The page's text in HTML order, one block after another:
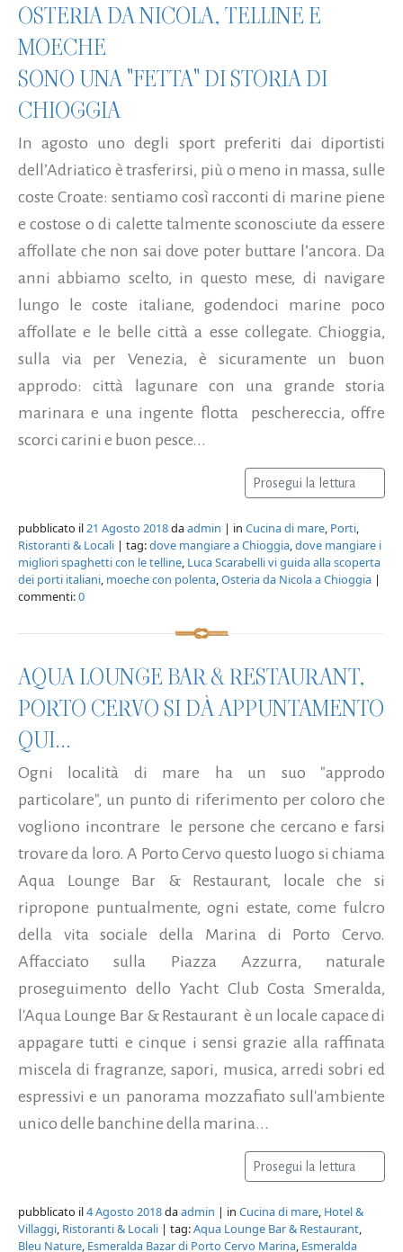
OSTERIA DA NICOLA, TELLINE E
MOECHE
SONO UNA "FETTA" DI STORIA DI
CHIOGGIA
In agosto uno degli sport preferiti dai diportisti
dell’Adriatico è trasferirsi, più o meno in massa, sulle
coste Croate: sentiamo così racconti di marine piene
e costose o di calette talmente sconosciute da essere
affollate che non sai dove poter buttare l’ancora. Da
anni abbiamo scelto, in questo mese, di navigare
lungo le coste italiane, godendoci marine poco
affollate e le belle città a esse collegate. Chioggia,
sulla via per Venezia, è sicuramente un buon
approdo: città lagunare con una grande storia
marinara e una ingente flotta peschereccia, offre
scorci carini e buon pesce...
Prosegui la lettura
pubblicato il21 Agosto 2018daadmin | in Cucina di mare, Porti,
Ristoranti & Locali | tag:dove mangiare a Chioggia,dove mangiare i
migliori spaghetti con le telline, Luca Scarabelli vi guida alla scoperta
dei porti italiani, moeche con polenta,Osteria da Nicola a Chioggia |
commenti:0
AQUA LOUNGE BAR & RESTAURANT,
PORTO CERVO SI DÀ APPUNTAMENTO
QUI...
Ogni località di mare ha un suo "approdo
particolare", un punto di riferimento per coloro che
vogliono incontrare le persone che cercano e farsi
trovare da loro. A Porto Cervo questo luogo si chiama
Aqua Lounge Bar & Restaurant, locale che si
ripropone puntualmente, ogni estate, come fulcro
della vita sociale della Marina di Porto Cervo.
Affacciato sulla Piazza Azzurra, naturale
proseguimento dello Yacht Club Costa Smeralda,
l'Aqua Lounge Bar & Restaurant è un locale capace di
appagare tutti e cinque i sensi grazie alla raffinata
miscela di fragranze, sapori, musica, arredi sobri ed
espressivi e un panorama mozzafiato sull'ambiente
unico delle banchine della marina...
Prosegui la lettura
pubblicato il4 Agosto 2018daadmin | in Cucina di mare, Hotel &
Villaggi, Ristoranti & Locali | tag:Aqua Lounge Bar & Restaurant,
Bleu Nature, Esmeralda Bazar di Porto Cervo Marina, Esmeralda